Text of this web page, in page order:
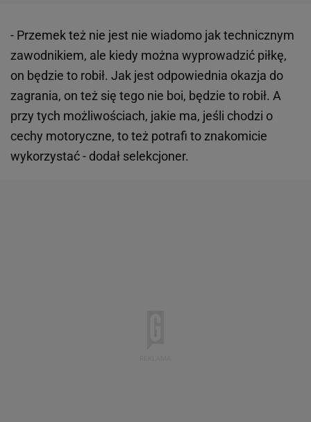
- Przemek też nie jest nie wiadomo jak technicznym
zawodnikiem, ale kiedy można wyprowadzić piłkę,
on będzie to robił. Jak jest odpowiednia okazja do
zagrania, on też się tego nie boi, będzie to robił. A
przy tych możliwościach, jakie ma, jeśli chodzi o
cechy motoryczne, to też potrafi to znakomicie
wykorzystać - dodał selekcjoner.